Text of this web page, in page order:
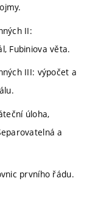
II:
Fubiniova věta.
III: výpočet a
úloha,
a
prvního řádu.